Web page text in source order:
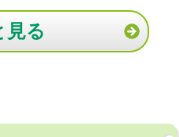
見る